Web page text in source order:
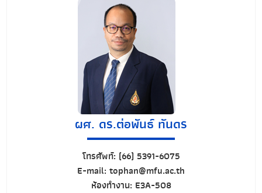
ผศ. ดร.ต่อพันธ์ ทันดร
โทรศัพท์: (66) 5391-6075
E-mail: tophan@mfu.ac.th
ห้องทำงาน: E3A-508